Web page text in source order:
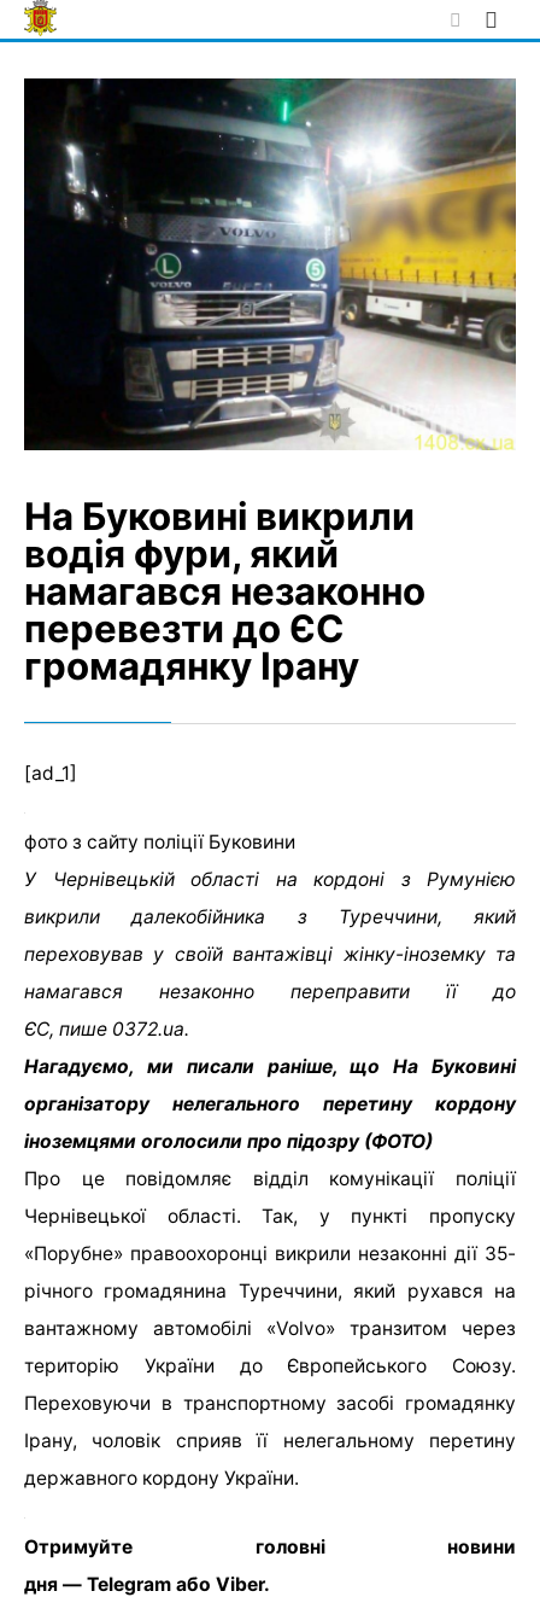
Skip
to
На Буковині викрили
водія фури, який
намагався незаконно
перевезти до ЄС
громадянку Ірану
[ad_1]
фото з сайту поліції Буковини
У Чернівецькій області на кордоні з Румунією
викрили далекобійника з Туреччини, який
переховував у своїй вантажівці жінку-іноземку та
намагався незаконно переправити її до
ЄС, пише 0372.ua.
Нагадуємо, ми писали раніше, що На Буковині
організатору нелегального перетину кордону
іноземцями оголосили про підозру (ФОТО)
Про це повідомляє відділ комунікації поліції
Чернівецької області. Так, у пункті пропуску
«Порубне» правоохоронці викрили незаконні дії 35-
річного громадянина Туреччини, який рухався на
вантажному автомобілі «Volvo» транзитом через
територію України до Європейського Союзу.
Переховуючи в транспортному засобі громадянку
Ірану, чоловік сприяв її нелегальному перетину
державного кордону України.
Отримуйте головні новини
дня — Telegram або Viber.